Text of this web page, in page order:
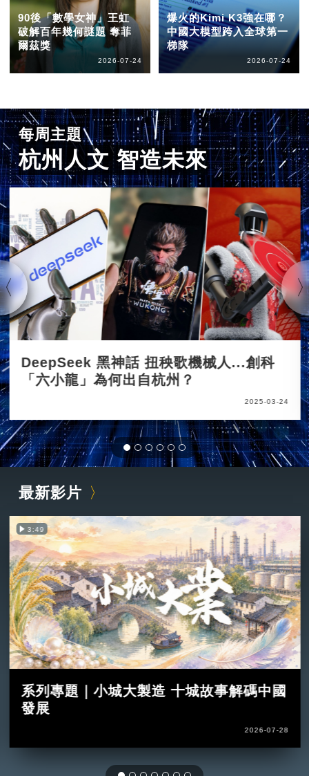
90後「數學女神」王虹
破解百年幾何謎題 奪菲
爾茲獎
2026-07-24
爆火的Kimi K3強在哪？
中國大模型跨入全球第一
梯隊
2026-07-24
每周主題
杭州人文 智造未來
DeepSeek 黑神話 扭秧歌機械人...創科
「六小龍」為何出自杭州？
2025-03-24
最新影片
3:49
系列專題｜小城大製造 十城故事解碼中國
發展
2026-07-28